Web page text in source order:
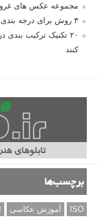
مجموعه عکس های
۳ روش برای درجه بندی و تنظیم دقیق رنگ در فتوشاپ
۲۰ تکنیک ترکیب
کنند
برچسب‌ها
ISO آموزش عکاسی